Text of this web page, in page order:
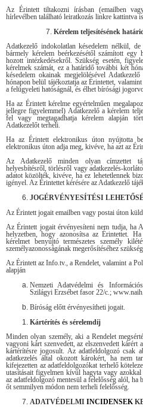
Az Érintett tiltakozni írásban (emailben
hírlevélben található leiratkozás linkre kattintva
Kérelem teljesítésének
Adatkezelő indokolatlan késedelem nélkül,
bármely kérelem beérkezésétől számított
hozott intézkedésekről. Szükség esetén,
kérelmek számát, ez a határidő további két
késedelem okainak megjelölésével
hónapon belül tájékoztatja az Érintettet,
a felügyeleti hatóságnál, és élhet bírósági
Ha az Érintett kérelme egyértelműen
jellegre figyelemmel) Adatkezelő a kérelem
fel vagy megtagadhatja kérelem alapján
Adatkezelőt terheli.
Ha az Érintett elektronikus úton nyújtotta
elektronikus úton adja meg, kivéve, ha azt az
Az Adatkezelő minden olyan címzettet
helyesbítésről, törlésről vagy adatkezelés-
adatot közölték, kivéve, ha ez lehetetlennek
igényel. Az Érintettet kérésére az Adatkezelő
JOGÉRVÉNYESÍTÉSI
Az Érintett jogait emailben vagy postai úton
Az Érintett jogait érvényesíteni nem tudja, ha
helyzetben, hogy azonosítsa az Érintettet.
kérelmet benyújtó természetes személy
személyazonosságának megerősítéséhez
Az Érintett az Info.tv., a Rendelet, valamint a
alapján
Nemzeti Adatvédelmi és
Szilágyi Erzsébet fasor 22/c.;
Bíróság előtt érvényesítheti jogait.
Kártérítés és sérelemdíj
Minden olyan személy, aki a Rendelet
vagyoni kárt szenvedett, az elszenvedett kárért
kártérítésre jogosult. Az adatfeldolgozó csak
adatkezelés által okozott károkért, ha nem
kifejezetten az adatfeldolgozókat terhelő
utasításait figyelmen kívül hagyta vagy
az adatfeldolgozó mentesül a felelősség alól,
őt semmilyen módon nem terheli felelősség.
ADATVÉDELMI INCIDENSEK